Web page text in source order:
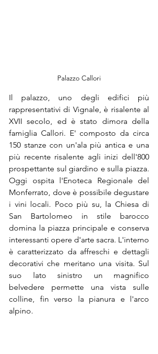
Palazzo Callori
Il palazzo, uno degli edifici più
rappresentativi di Vignale, è risalente al
XVII secolo, ed è stato dimora della
famiglia Callori. E' composto da circa
150 stanze con un'ala più antica e una
più recente risalente agli inizi dell'800
prospettante sul giardino e sulla piazza.
Oggi ospita l'Enoteca Regionale del
Monferrato, dove è possibile degustare
i vini locali. Poco più su, la Chiesa di
San Bartolomeo in stile barocco
domina la piazza principale e conserva
interessanti opere d'arte sacra. L'interno
è caratterizzato da affreschi e dettagli
decorativi che meritano una visita. Sul
suo lato sinistro un magnifico
belvedere permette una vista sulle
colline, fin verso la pianura e l'arco
alpino.